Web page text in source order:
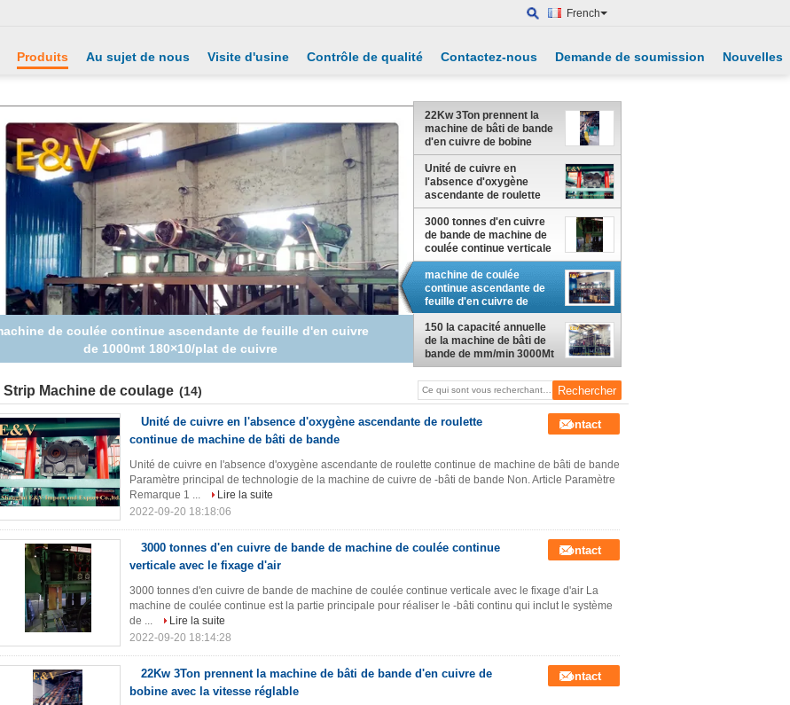
French
Produits Au sujet de nous Visite d'usine Contrôle de qualité Contactez-nous Demande de soumission Nouvelles
150 la capacité annuelle de la machine de bâti de bande de
mm/min 3000Mt prennent l'enroulement de forme
22Kw 3Ton prennent la
machine de bâti de bande
d'en cuivre de bobine
avec la vitesse réglable
Unité de cuivre en
l'absence d'oxygène
ascendante de roulette
continue de machine de
bâti de bande
3000 tonnes d'en cuivre
de bande de machine de
coulée continue verticale
avec le fixage d'air
machine de coulée
continue ascendante de
feuille d'en cuivre de
1000mt 180×10/plat de
cuivre
150 la capacité annuelle
de la machine de bâti de
bande de mm/min 3000Mt
prennent l'enroulement de
forme
Strip Machine de coulage (14)
Unité de cuivre en l'absence d'oxygène ascendante de roulette
continue de machine de bâti de bande
Contact
Unité de cuivre en l'absence d'oxygène ascendante de roulette continue de machine de bâti de bande
Paramètre principal de technologie de la machine de cuivre de -bâti de bande Non. Article Paramètre
Remarque 1 ...
Lire la suite
2022-09-20 18:18:06
3000 tonnes d'en cuivre de bande de machine de coulée continue
verticale avec le fixage d'air
Contact
3000 tonnes d'en cuivre de bande de machine de coulée continue verticale avec le fixage d'air La
machine de coulée continue est la partie principale pour réaliser le -bâti continu qui inclut le système
de ...
Lire la suite
2022-09-20 18:14:28
22Kw 3Ton prennent la machine de bâti de bande d'en cuivre de
bobine avec la vitesse réglable
Contact